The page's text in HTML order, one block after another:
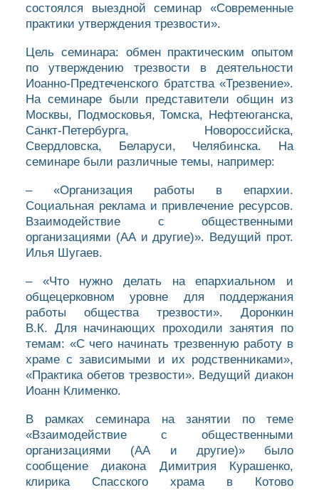
состоялся выездной семинар «Современные
практики утверждения трезвости».
Цель семинара: обмен практическим опытом
по утверждению трезвости в деятельности
Иоанно-Предтеченского братства «Трезвение».
На семинаре были представители общин из
Москвы, Подмосковья, Томска, Нефтеюганска,
Санкт-Петербурга, Новороссийска,
Свердловска, Беларуси, Челябинска. На
семинаре были различные темы, например:
– «Организация работы в епархии.
Социальная реклама и привлечение ресурсов.
Взаимодействие с общественными
организациями (АА и другие)». Ведущий прот.
Илья Шугаев.
– «Что нужно делать на епархиальном и
общецерковном уровне для поддержания
работы общества трезвости». Доронкин
В.К. Для начинающих проходили занятия по
темам: «С чего начинать трезвенную работу в
храме с зависимыми и их родственниками»,
«Практика обетов трезвости». Ведущий диакон
Иоанн Клименко.
В рамках семинара на занятии по теме
«Взаимодействие с общественными
организациями (АА и другие)» было
сообщение диакона Димитрия Курашенко,
клирика Спасского храма в Котово